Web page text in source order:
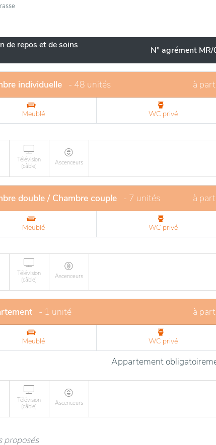
de repos et de soins N° agrément
individuelle - 48 unités à
Meublé WC privé
Télévision
(câble)
Ascenceurs
double / Chambre couple - 7 unités à
Meublé WC privé
Télévision
(câble)
Ascenceurs
- 1 unité à
Meublé WC privé
Appartement
Télévision
(câble)
Ascenceurs
proposés